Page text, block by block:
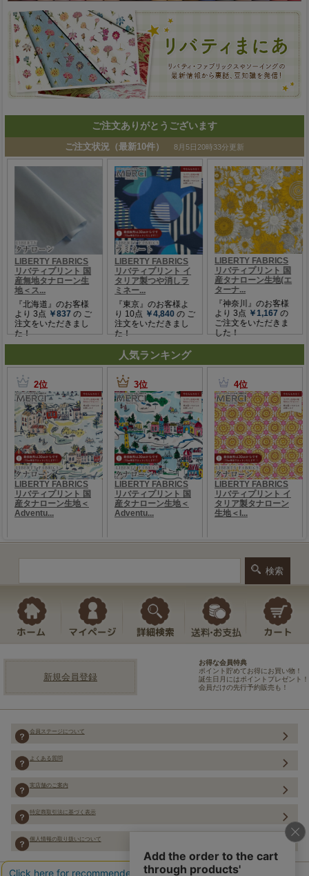
ご注文ありがとうございます
人気ランキング
新規会員登録
お得な会員特典
ポイント貯めてお得にお買い物！
誕生日月にはポイントプレゼント！
会員だけの先行予約販売も！
会員ステージについて
よくある質問
実店舗のご案内
特定商取引法に基づく表示
個人情報の取り扱いについて